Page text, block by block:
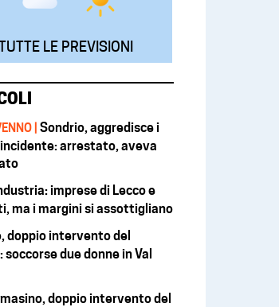
LE PREVISIONI
| Sondrio, aggredisce i
arrestato, aveva
imprese di Lecco e
ma i margini si assottigliano
doppio intervento del
soccorse due donne in Val
doppio intervento del